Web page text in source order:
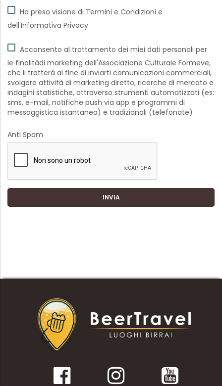
Ho preso visione di Termini e Condizioni e
dell'Informativa Privacy
Acconsento al trattamento dei miei dati personali per
le finalitàdi marketing dell'Associazione Culturale Formeve,
che li tratterà al fine di inviarti comunicazioni commerciali,
svolgere attività di marketing diretto, ricerche di mercato e
indagini statistiche, attraverso strumenti automatizzati (es:
sms, e-mail, notifiche push via app e programmi di
messaggistica istantanea) e tradizionali (telefonate)
Anti Spam
INVIA